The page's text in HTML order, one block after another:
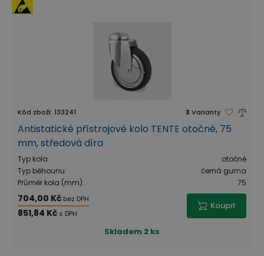
Kód zboží: 133241 3 Varianty
Antistatické přístrojové kolo TENTE otočné, 75
mm, středová díra
Typ kola:
otočné
Typ běhounu:
černá guma
Průměr kola (mm): 75
704,00 Kč bez DPH
851,84 Kč s DPH
Koupit
Skladem 2 ks